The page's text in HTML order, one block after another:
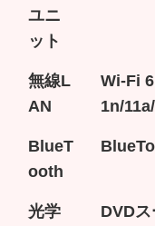
ユニ
ット
無線L
AN
Wi-Fi
1n/
BlueT
ooth
光学
DVD